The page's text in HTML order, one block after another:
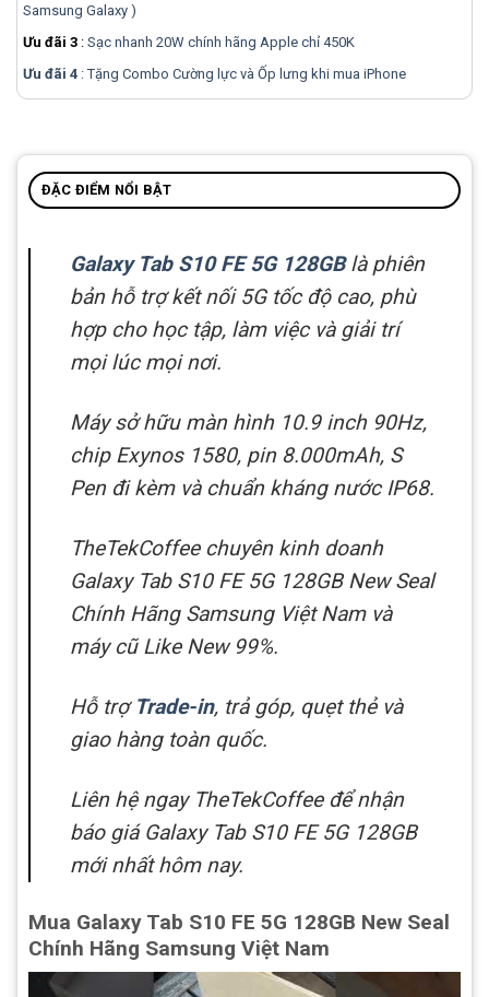
Samsung Galaxy )
Ưu đãi 3 : Sạc nhanh 20W chính hãng Apple chỉ 450K
Ưu đãi 4 : Tặng Combo Cường lực và Ốp lưng khi mua iPhone
ĐẶC ĐIỂM NỔI BẬT
Galaxy Tab S10 FE 5G 128GBlà phiên
bản hỗ trợ kết nối 5G tốc độ cao, phù
hợp cho học tập, làm việc và giải trí
mọi lúc mọi nơi.
Máy sở hữu màn hình 10.9 inch 90Hz,
chip Exynos 1580, pin 8.000mAh, S
Pen đi kèm và chuẩn kháng nước IP68.
TheTekCoffee chuyên kinh doanh
Galaxy Tab S10 FE 5G 128GB New Seal
Chính Hãng Samsung Việt Nam và
máy cũ Like New 99%.
Hỗ trợ Trade-in, trả góp, quẹt thẻ và
giao hàng toàn quốc.
Liên hệ ngay TheTekCoffee để nhận
báo giá Galaxy Tab S10 FE 5G 128GB
mới nhất hôm nay.
Mua Galaxy Tab S10 FE 5G 128GB New Seal
Chính Hãng Samsung Việt Nam